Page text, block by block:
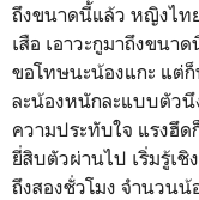
ถึงขนาดนี้แล้ว หญิงไท
เสือ เอาวะกูมาถึงขนา
ขอโทษนะน้องแกะ แต่ก็
ละน้องหนักละแบบตัวนึ
ความประทับใจ แรงฮึ
ยี่สิบตัวผ่านไป เริ่มรู้เชิ
ถึงสองชั่วโมง จำนวนน้